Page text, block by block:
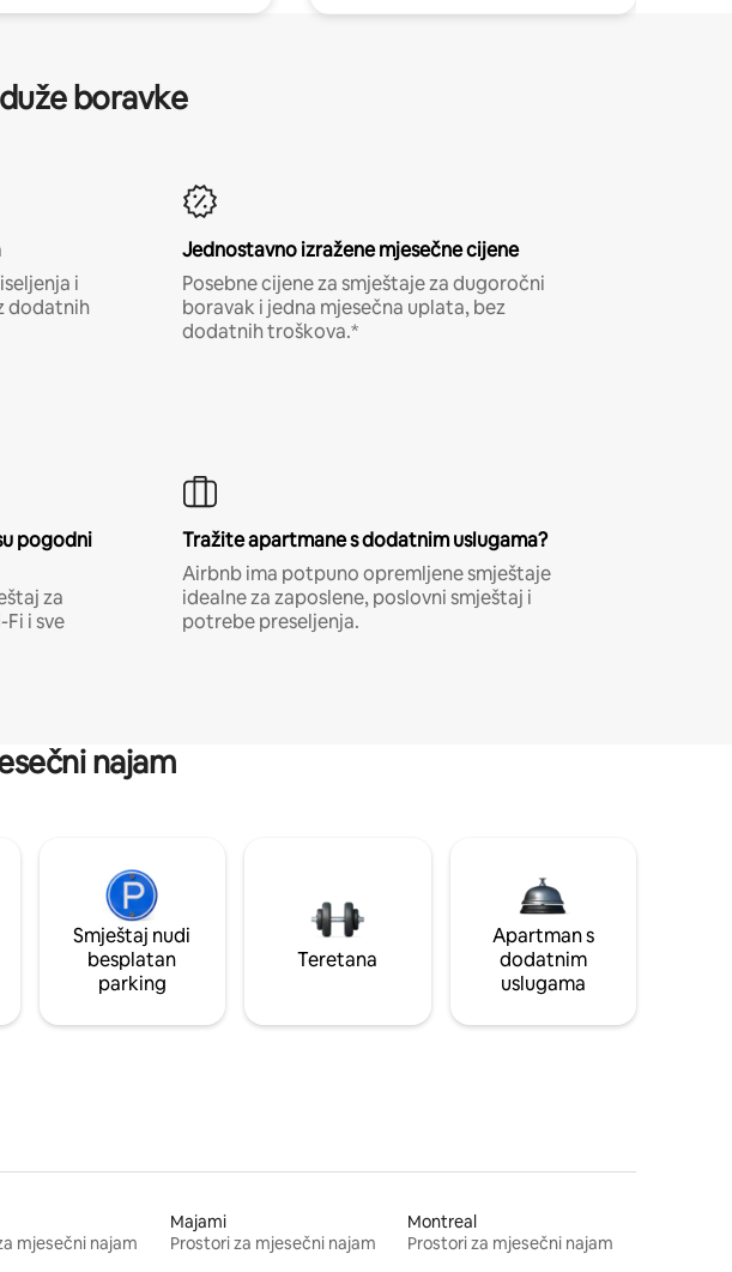
boravke
i
dodatnih
Jednostavno izražene mjesečne cijene
Posebne cijene za smještaje za dugoročni
boravak i jedna mjesečna uplata, bez
dodatnih troškova.*
pogodni
za
i sve
Tražite apartmane s dodatnim uslugama?
Airbnb ima potpuno opremljene smještaje
idealne za zaposlene, poslovni smještaj i
potrebe preseljenja.
najam
Smještaj nudi
besplatan
parking
Teretana
Apartman s
dodatnim
uslugama
mjesečni najam
Majami
Prostori za mjesečni najam
Montreal
Prostori za mjesečni najam